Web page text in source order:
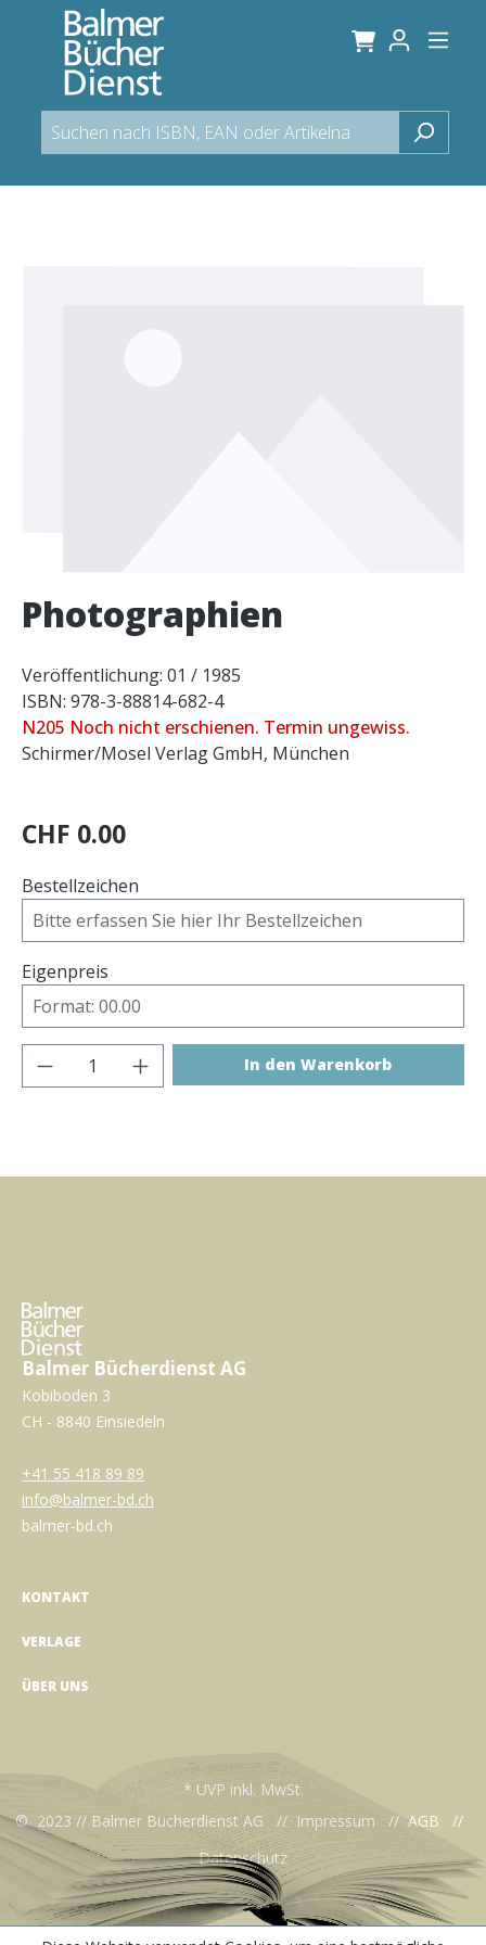
springen
Photographien
Veröffentlichung: 01 / 1985
ISBN: 978-3-88814-682-4
N205 Noch nicht erschienen. Termin ungewiss.
Schirmer/Mosel Verlag GmbH, München
CHF 0.00
Bestellzeichen
Eigenpreis
Produkt Anzahl: Gib den gewünschten
In den Warenkorb
Balmer Bücherdienst AG
Kobiboden 3
CH - 8840 Einsiedeln
+41 55 418 89 89
info@balmer-bd.ch
balmer-bd.ch
KONTAKT
VERLAGE
ÜBER UNS
* UVP inkl. MwSt.
© 2023 // Balmer Bücherdienst AG // Impressum // AGB //
Datenschutz